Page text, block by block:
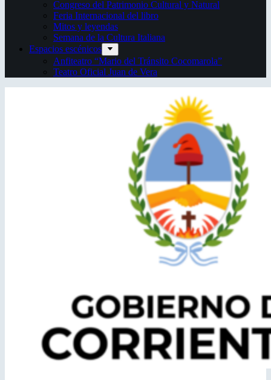
Congreso del Patrimonio Cultural y Natural
Feria Internacional del libro
Mitos y leyendas
Semana de la Cultura Italiana
Espacios escénicos
Anfiteatro “Mario del Tránsito Cocomarola”
Teatro Oficial Juan de Vera